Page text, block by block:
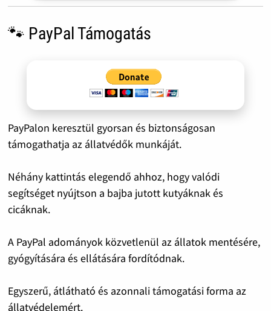
🐾 PayPal Támogatás
PayPalon keresztül gyorsan és biztonságosan
támogathatja az állatvédők munkáját.
Néhány kattintás elegendő ahhoz, hogy valódi
segítséget nyújtson a bajba jutott kutyáknak és
cicáknak.
A PayPal adományok közvetlenül az állatok mentésére,
gyógyítására és ellátására fordítódnak.
Egyszerű, átlátható és azonnali támogatási forma az
állatvédelemért.